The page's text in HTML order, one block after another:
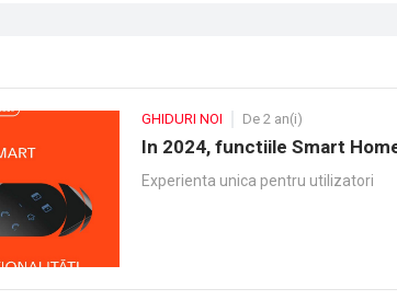
GHIDURI NOI De 2 an(i)
In 2024, functiile Smart
Experienta unica pentru utilizatori